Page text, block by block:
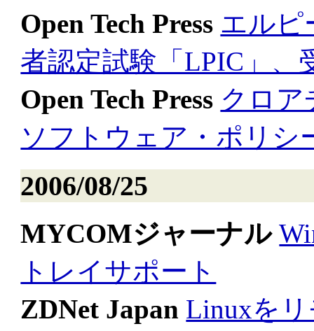
Open Tech Press エルピ
者認定試験「LPIC」、
Open Tech Press クロア
ソフトウェア・ポリシ
2006/08/25
MYCOMジャーナル
トレイサポート
ZDNet Japan Linuxを